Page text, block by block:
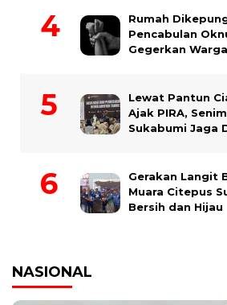
Rumah
Pencabulan
Gegerkan
Lewat Pantun
Ajak PIRA,
Sukabumi Jaga
Gerakan Langit
Muara Citepus
Bersih dan Hijau
NASIONAL